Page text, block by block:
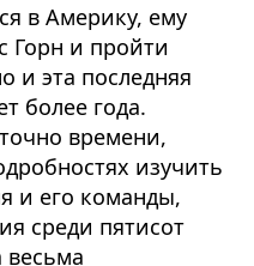
в Америку, ему
Горн и пройти
и эта последняя
более года.
времени,
изучить
и его команды,
среди пятисот
весьма